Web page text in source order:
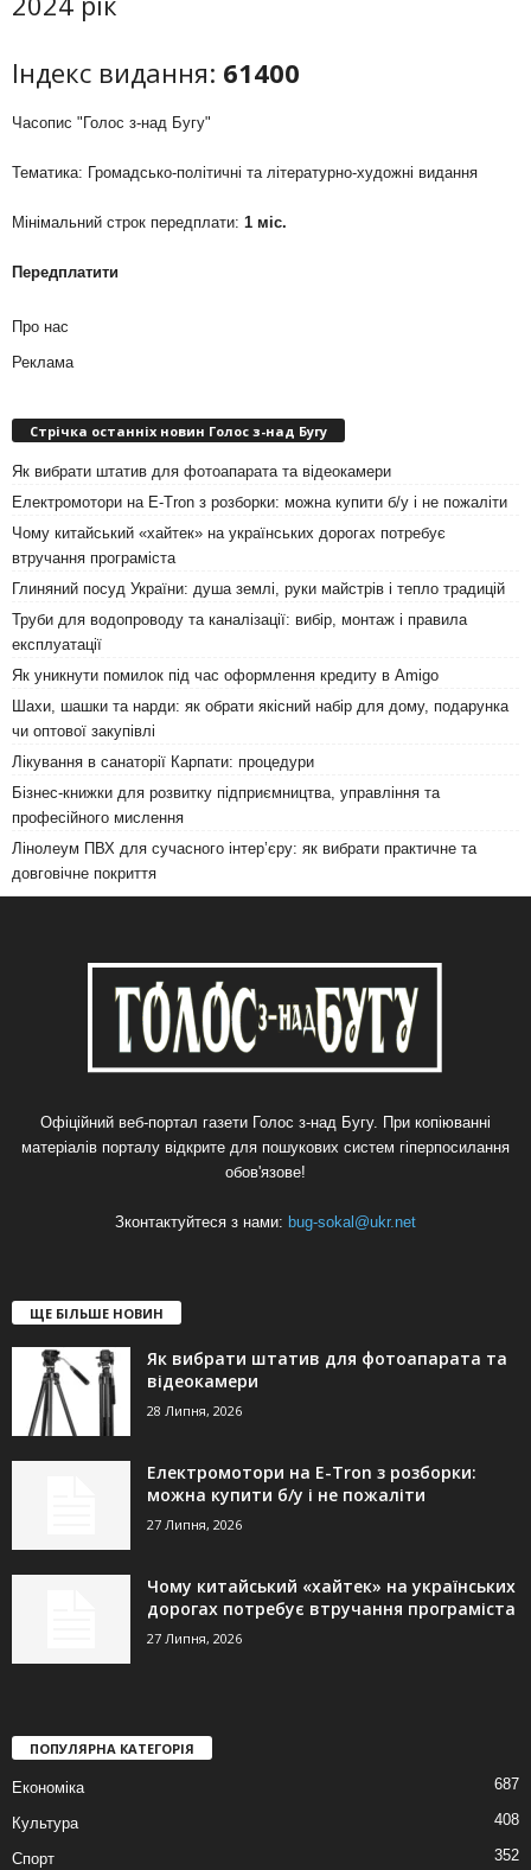
Індекс видання: 61400
Часопис "Голос з-над Бугу"
Тематика: Громадсько-політичні та літературно-художні видання
Мінімальний строк передплати: 1 міс.
Передплатити
Про нас
Реклама
Стрічка останніх новин Голос з-над Бугу
Як вибрати штатив для фотоапарата та відеокамери
Електромотори на E-Tron з розборки: можна купити б/у і не пожаліти
Чому китайський «хайтек» на українських дорогах потребує
втручання програміста
Глиняний посуд України: душа землі, руки майстрів і тепло традицій
Труби для водопроводу та каналізації: вибір, монтаж і правила
експлуатації
Як уникнути помилок під час оформлення кредиту в Amigo
Шахи, шашки та нарди: як обрати якісний набір для дому, подарунка
чи оптової закупівлі
Лікування в санаторії Карпати: процедури
Бізнес-книжки для розвитку підприємництва, управління та
професійного мислення
Лінолеум ПВХ для сучасного інтер’єру: як вибрати практичне та
довговічне покриття
Офіційний веб-портал газети Голос з-над Бугу. При копіюванні
матеріалів порталу відкрите для пошукових систем гіперпосилання
обов'язове!
Зконтактуйтеся з нами: bug-sokal@ukr.net
ЩЕ БІЛЬШЕ НОВИН
Як вибрати штатив для фотоапарата та
відеокамери
28 Липня, 2026
Електромотори на E-Tron з розборки:
можна купити б/у і не пожаліти
27 Липня, 2026
Чому китайський «хайтек» на українських
дорогах потребує втручання програміста
27 Липня, 2026
ПОПУЛЯРНА КАТЕГОРІЯ
Економіка 687
Культура 408
Спорт 352